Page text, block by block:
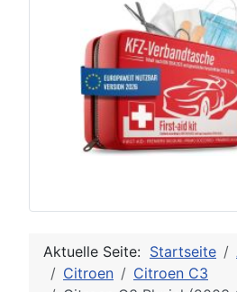
Aktuelle Seite: Startseite
Citroen
Citroen C3